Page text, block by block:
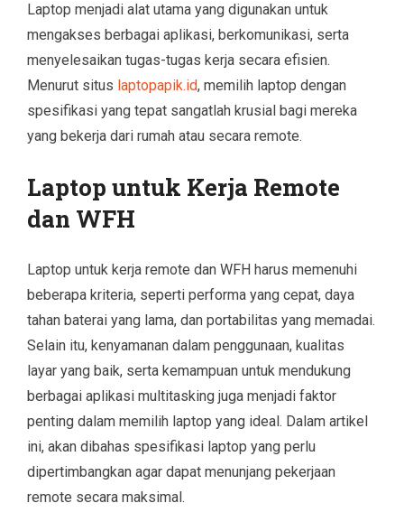
Laptop menjadi alat utama yang digunakan untuk
mengakses berbagai aplikasi, berkomunikasi, serta
menyelesaikan tugas-tugas kerja secara efisien.
Menurut situs laptopapik.id, memilih laptop dengan
spesifikasi yang tepat sangatlah krusial bagi mereka
yang bekerja dari rumah atau secara remote.
Laptop untuk Kerja Remote
dan WFH
Laptop untuk kerja remote dan WFH harus memenuhi
beberapa kriteria, seperti performa yang cepat, daya
tahan baterai yang lama, dan portabilitas yang memadai.
Selain itu, kenyamanan dalam penggunaan, kualitas
layar yang baik, serta kemampuan untuk mendukung
berbagai aplikasi multitasking juga menjadi faktor
penting dalam memilih laptop yang ideal. Dalam artikel
ini, akan dibahas spesifikasi laptop yang perlu
dipertimbangkan agar dapat menunjang pekerjaan
remote secara maksimal.